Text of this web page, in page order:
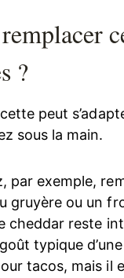
?
peut
sous la main.
par exemple,
gruyère ou un
cheddar reste
typique
tacos, mais il